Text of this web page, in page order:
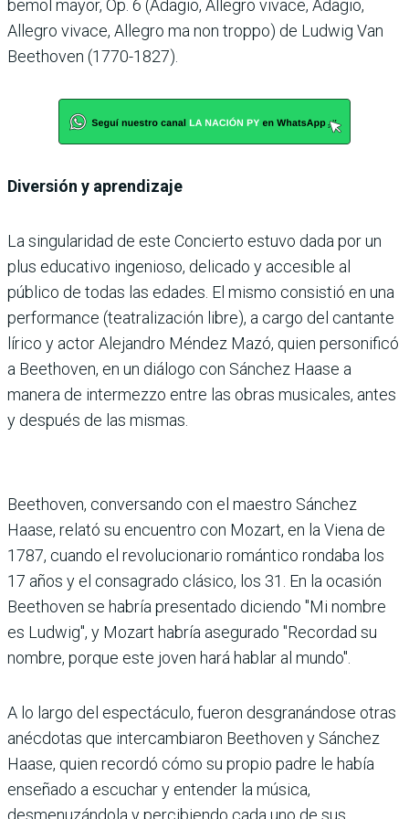
bemol mayor, Op. 6 (Adagio, Allegro vivace, Adagio,
Allegro vivace, Allegro ma non troppo) de Ludwig Van
Beethoven (1770-1827).
Diversión y aprendizaje
La singularidad de este Concierto estuvo dada por un
plus educativo ingenioso, delicado y accesible al
público de todas las edades. El mismo consistió en una
performance (teatralización libre), a cargo del cantante
lírico y actor Alejandro Méndez Mazó, quien personificó
a Beethoven, en un diálogo con Sánchez Haase a
manera de intermezzo entre las obras musicales, antes
y después de las mismas.
Beethoven, conversando con el maestro Sánchez
Haase, relató su encuentro con Mozart, en la Viena de
1787, cuando el revolucionario romántico rondaba los
17 años y el consagrado clásico, los 31. En la ocasión
Beethoven se habría presentado diciendo "Mi nombre
es Ludwig", y Mozart habría asegurado "Recordad su
nombre, porque este joven hará hablar al mundo".
A lo largo del espectáculo, fueron desgranándose otras
anécdotas que intercambiaron Beethoven y Sánchez
Haase, quien recordó cómo su propio padre le había
enseñado a escuchar y entender la música,
desmenuzándola y percibiendo cada uno de sus